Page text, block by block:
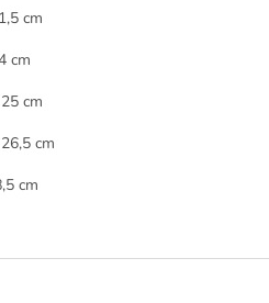
cm
cm
cm
cm
cm